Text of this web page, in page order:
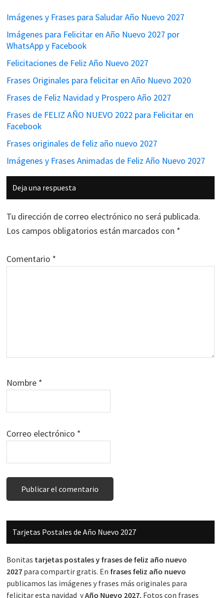
Imágenes y Frases para Saludar Año Nuevo 2027
Imágenes para Felicitar en Año Nuevo 2027 por
WhatsApp y Facebook
Felicitaciones de Feliz Año Nuevo 2027
Frases Originales para felicitar en Año Nuevo 2020
Frases de Feliz Navidad y Prospero Año 2027
Frases de FELIZ AÑO NUEVO 2022 para Felicitar en
Facebook
Frases originales de feliz año nuevo 2027
Imágenes y Frases Animadas de Feliz Año Nuevo 2027
Interacciones
con
los
lectores
Deja una respuesta
Tu dirección de correo electrónico no será publicada.
Los campos obligatorios están marcados con *
Comentario *
Nombre *
Correo electrónico *
Barra
lateral
principal
Tarjetas Postales de Año Nuevo 2027
Bonitas tarjetas postales y frases de feliz año nuevo
2027 para compartir gratis. En frases feliz año nuevo
publicamos las imágenes y frases más originales para
felicitar esta navidad yAño Nuevo 2027, Fotos con frases